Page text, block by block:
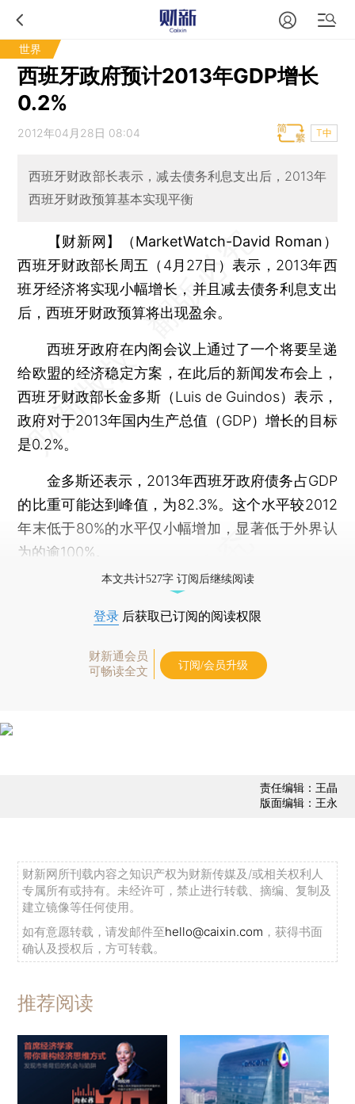
世界
西班牙政府预计2013年GDP增长
0.2%
2012年04月28日 08:04 T中
西班牙财政部长表示，减去债务利息支出后，2013年
西班牙财政预算基本实现平衡
【财新网】（MarketWatch-David Roman）
西班牙财政部长周五（4月27日）表示，2013年西
班牙经济将实现小幅增长，并且减去债务利息支出
后，西班牙财政预算将出现盈余。
西班牙政府在内阁会议上通过了一个将要呈递
给欧盟的经济稳定方案，在此后的新闻发布会上，
西班牙财政部长金多斯（Luis de Guindos）表示，
政府对于2013年国内生产总值（GDP）增长的目标
是0.2%。
金多斯还表示，2013年西班牙政府债务占GDP
的比重可能达到峰值，为82.3%。这个水平较2012
年末低于80%的水平仅小幅增加，显著低于外界认
为的逾100%。
本文共计527字 订阅后继续阅读
登录 后获取已订阅的阅读权限
财新通会员
可畅读全文
订阅/会员升级
责任编辑：王晶
版面编辑：王永
财新网所刊载内容之知识产权为财新传媒及/或相关权利人
专属所有或持有。未经许可，禁止进行转载、摘编、复制及
建立镜像等任何使用。
如有意愿转载，请发邮件至hello@caixin.com ，获得书面
确认及授权后，方可转载。
推荐阅读